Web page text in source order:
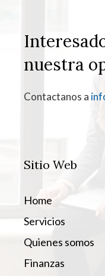
nuestra
Contactanos a
Sitio Web
Home
Servicios
Quienes somos
Finanzas